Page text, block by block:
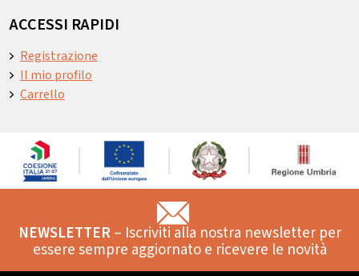
ACCESSI RAPIDI
Registrazione
Il mio profilo
Carrello
NEWSLETTER– Iscriviti alla nostra newsletter per
essere sempre aggiornato e ricevere le novità